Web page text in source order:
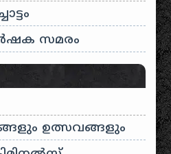
സമരം
ഉത്സവങ്ങളും